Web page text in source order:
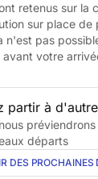
retenus sur la
sur place
n'est pas
votre
partir à
départs
DES PROCHAINES